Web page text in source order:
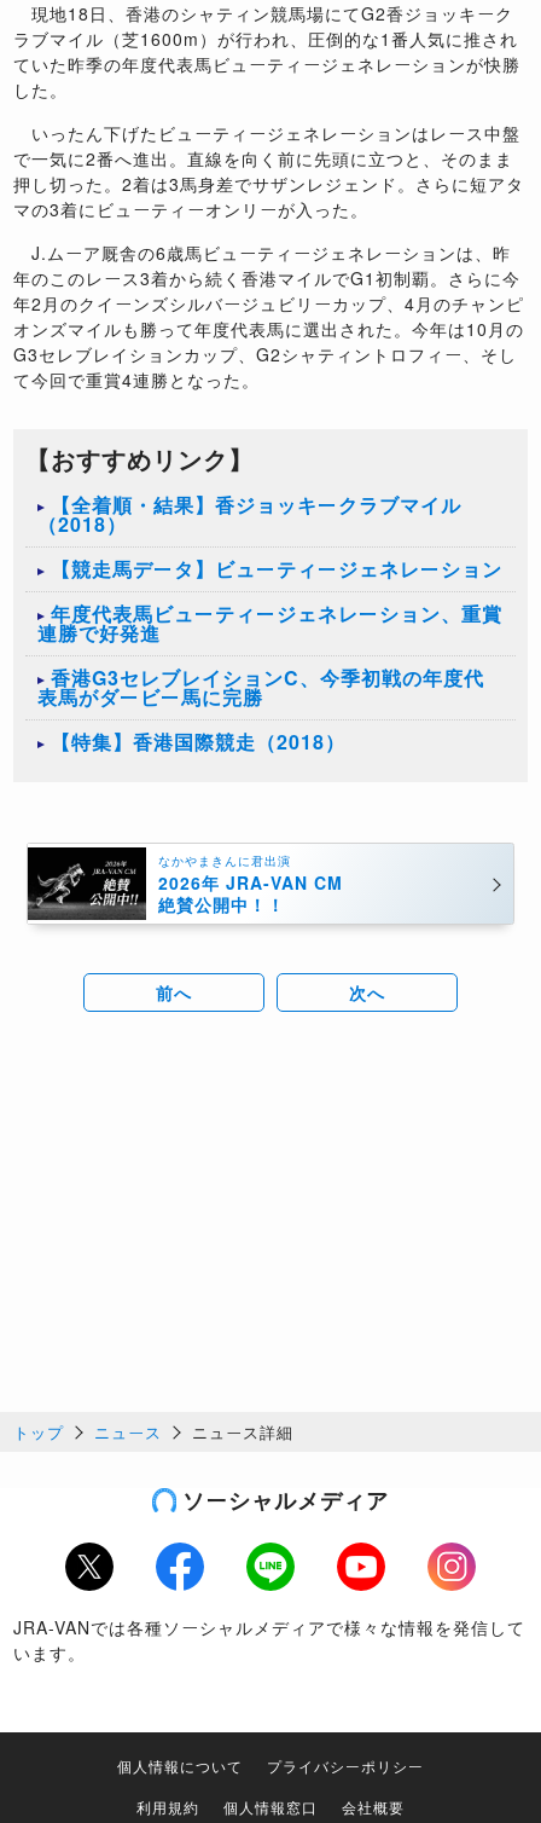
現地18日、香港のシャティン競馬場にてG2香ジョッキーク
ラブマイル（芝1600m）が行われ、圧倒的な1番人気に推され
ていた昨季の年度代表馬ビューティージェネレーションが快勝
した。
いったん下げたビューティージェネレーションはレース中盤
で一気に2番へ進出。直線を向く前に先頭に立つと、そのまま
押し切った。2着は3馬身差でサザンレジェンド。さらに短アタ
マの3着にビューティーオンリーが入った。
J.ムーア厩舎の6歳馬ビューティージェネレーションは、昨
年のこのレース3着から続く香港マイルでG1初制覇。さらに今
年2月のクイーンズシルバージュビリーカップ、4月のチャンピ
オンズマイルも勝って年度代表馬に選出された。今年は10月の
G3セレブレイションカップ、G2シャティントロフィー、そし
て今回で重賞4連勝となった。
【おすすめリンク】
【全着順・結果】香ジョッキークラブマイル
（2018）
【競走馬データ】ビューティージェネレーション
年度代表馬ビューティージェネレーション、重賞
連勝で好発進
香港G3セレブレイションC、今季初戦の年度代
表馬がダービー馬に完勝
【特集】香港国際競走（2018）
なかやまきんに君出演
2026年 JRA-VAN CM
絶賛公開中！！
前へ 次へ
トップ ニュース ニュース詳細
ソーシャルメディア
Twitter Facebook LINE Youtube
Instagram
JRA-VANでは各種ソーシャルメディアで様々な情報を発信して
います。
個人情報について
プライバシーポリシー
利用規約
個人情報窓口 会社概要